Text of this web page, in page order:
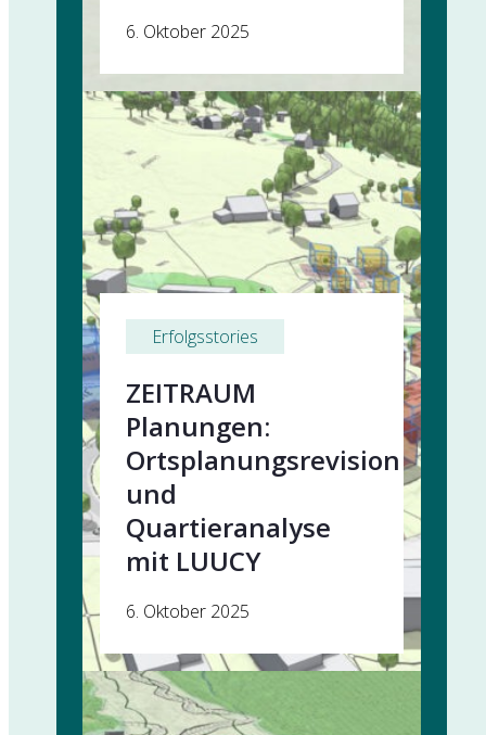
6. Oktober 2025
Erfolgsstories
ZEITRAUM
Planungen:
Ortsplanungsrevision
und
Quartieranalyse
mit LUUCY
6. Oktober 2025